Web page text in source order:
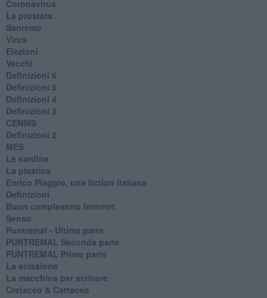
Coronavirus
La prostata
Sanremo
Virus
Elezioni
Vecchi
Definizioni 6
Definizioni 5
Definizioni 4
Definizioni 3
CENSIS
​Definizioni 2
MES
Le sardine
La plastica
​Enrico Piaggio, una fiction italiana
Definizioni
​Buon compleanno Internet
Senso
Puntremal - Ultima parte
PUNTREMAL Seconda parte
​PUNTREMAL Prima parte
La scissione
La macchina per scrivere
Cretaceo & Cartaceo